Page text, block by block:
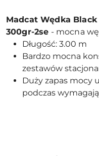
Madcat Wędka
300gr-2se - mocna
Długość: 3.00 m
Bardzo mocna
zestawów
Duży zapas mocy
podczas